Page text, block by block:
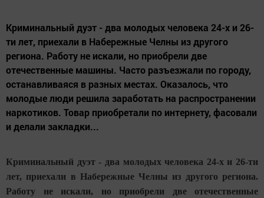
Криминальный дуэт - два молодых человека 24-х и 26-
ти лет, приехали в Набережные Челны из другого
региона. Работу не искали, но приобрели две
отечественные машины. Часто разъезжали по городу,
останавливаяся в разных местах. Оказалось, что
молодые люди решила заработать на распространении
наркотиков. Товар приобретали по интернету, фасовали
и делали закладки...
Криминальный дуэт - два молодых человека 24-х и 26-ти
лет, приехали в Набережные Челны из другого региона.
Работу не искали, но приобрели две отечественные